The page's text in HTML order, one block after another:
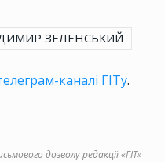
ЗЕЛЕНСЬКИЙ
каналі ГІТу.
дозволу редакції «ГІТ»